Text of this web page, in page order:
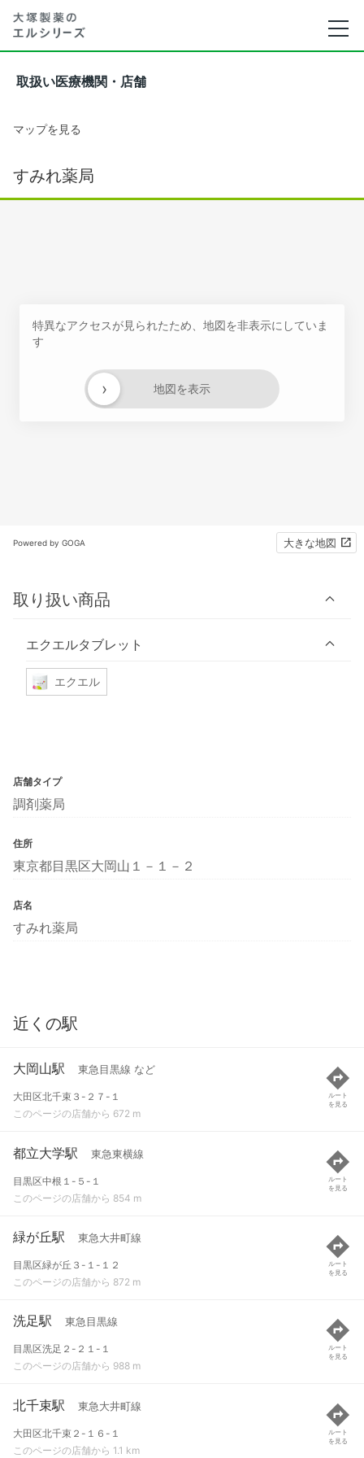
取扱い医療機関・店舗
マップを見る
すみれ薬局
特異なアクセスが見られたため、地図を非表示にしていま
す
地図を表示
›
Powered by GOGA 大きな地図
取り扱い商品
エクエルタブレット
エクエル
店舗タイプ
調剤薬局
住所
東京都目黒区大岡山１－１－２
店名
すみれ薬局
近くの駅
大岡山駅 東急目黒線 など
大田区北千束３-２７-１
このページの店舗から 672 m
ルート
を見る
都立大学駅 東急東横線
目黒区中根１-５-１
このページの店舗から 854 m
ルート
を見る
緑が丘駅 東急大井町線
目黒区緑が丘３-１-１２
このページの店舗から 872 m
ルート
を見る
洗足駅 東急目黒線
目黒区洗足２-２１-１
このページの店舗から 988 m
ルート
を見る
北千束駅 東急大井町線
大田区北千束２-１６-１
このページの店舗から 1.1 km
ルート
を見る